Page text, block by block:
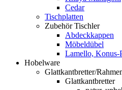
Cedar
Tischplatten
Zubehör Tischler
Abdeckkappen
Möbeldübel
Lamello, Konus-
Hobelware
Glattkantbretter/
Glattkantbretter